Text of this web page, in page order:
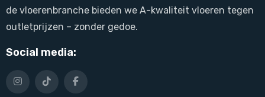
de vloerenbranche bieden we A-kwaliteit vloeren tegen
outletprijzen – zonder gedoe.
Social media: